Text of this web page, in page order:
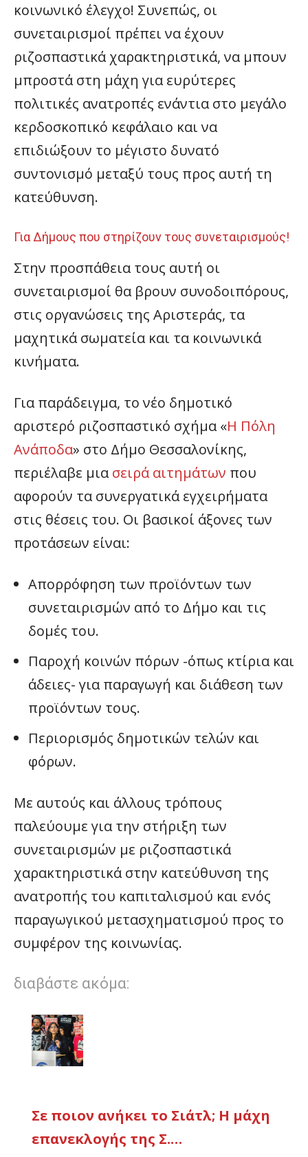
κοινωνικό έλεγχο! Συνεπώς, οι
συνεταιρισμοί πρέπει να έχουν
ριζοσπαστικά χαρακτηριστικά, να μπουν
μπροστά στη μάχη για ευρύτερες
πολιτικές ανατροπές ενάντια στο μεγάλο
κερδοσκοπικό κεφάλαιο και να
επιδιώξουν το μέγιστο δυνατό
συντονισμό μεταξύ τους προς αυτή τη
κατεύθυνση.
Για Δήμους που στηρίζουν τους συνεταιρισμούς!
Στην προσπάθεια τους αυτή οι
συνεταιρισμοί θα βρουν συνοδοιπόρους,
στις οργανώσεις της Αριστεράς, τα
μαχητικά σωματεία και τα κοινωνικά
κινήματα.
Για παράδειγμα, το νέο δημοτικό
αριστερό ριζοσπαστικό σχήμα «Η Πόλη
Ανάποδα» στο Δήμο Θεσσαλονίκης,
περιέλαβε μιασειρά αιτημάτων που
αφορούν τα συνεργατικά εγχειρήματα
στις θέσεις του. Οι βασικοί άξονες των
προτάσεων είναι:
Απορρόφηση των προϊόντων των
συνεταιρισμών από το Δήμο και τις
δομές του.
Παροχή κοινών πόρων -όπως κτίρια και
άδειες- για παραγωγή και διάθεση των
προϊόντων τους.
Περιορισμός δημοτικών τελών και
φόρων.
Με αυτούς και άλλους τρόπους
παλεύουμε για την στήριξη των
συνεταιρισμών με ριζοσπαστικά
χαρακτηριστικά στην κατεύθυνση της
ανατροπής του καπιταλισμού και ενός
παραγωγικού μετασχηματισμού προς το
συμφέρον της κοινωνίας.
διαβάστε ακόμα:
Σε ποιoν ανήκει το Σιάτλ; Η μάχη
επανεκλογής της Σ.…